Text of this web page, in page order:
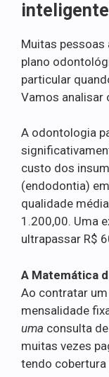
Muitas
plano
particular
Vamos analisar
A odontologia
custo dos
(endodontia)
qualidade
1.200,00. Uma
ultrapassar R$
A Matemática
Ao contratar um
mensalidade
uma consulta
muitas vezes
tendo cobertura